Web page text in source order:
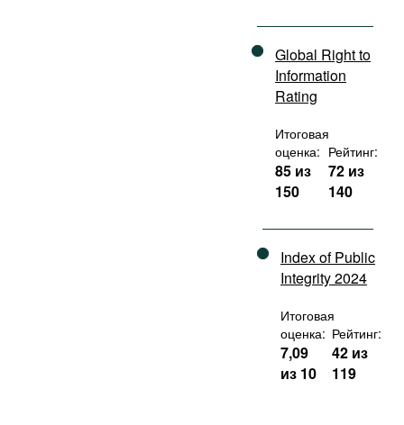
Global Right to
Information
Rating
Итоговая
оценка:
85 из
150
Рейтинг:
72 из
140
Index of Public
Integrity 2024
Итоговая
оценка:
7,09
из 10
Рейтинг:
42 из
119